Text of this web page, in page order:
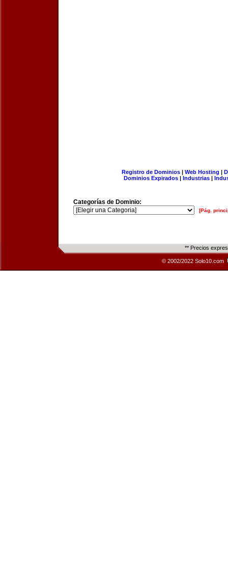
Registro de Dominios| Web Hosting |
Dominios Expirados | Industrias |
Categorías de Dominio:
[Pág.
** Precios
© 2002/2022 Solo10.com